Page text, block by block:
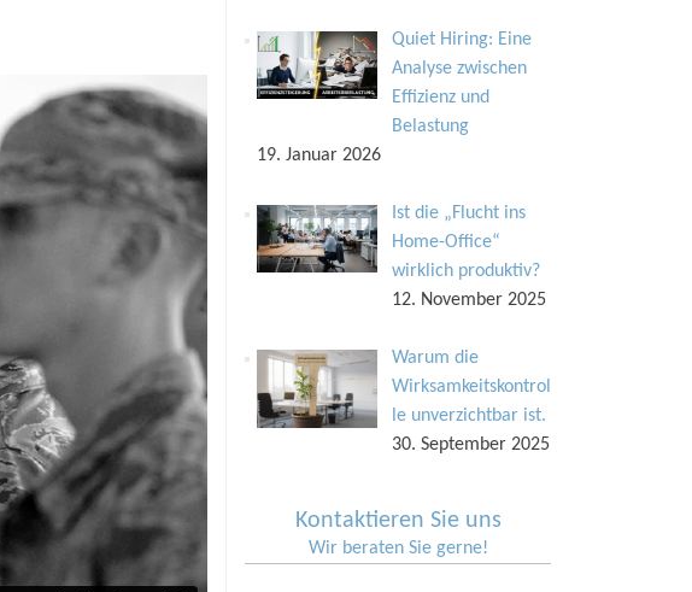
Quiet Hiring: Eine
Analyse zwischen
Effizienz und
Belastung
19. Januar 2026
Ist die „Flucht ins
Home-Office“
wirklich produktiv?
12. November 2025
Warum die
Wirksamkeitskontrol
le unverzichtbar ist.
30. September 2025
Kontaktieren Sie uns
Wir beraten Sie gerne!